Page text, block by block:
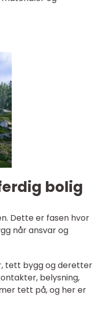
bolig
Dette er fasen hvor
når ansvar og
tett bygg og deretter
belysning,
tett på, og her er